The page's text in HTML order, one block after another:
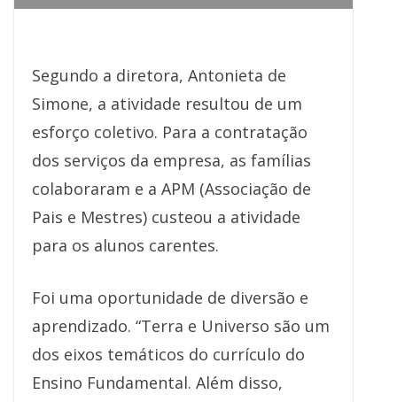
Segundo a diretora, Antonieta de
Simone, a atividade resultou de um
esforço coletivo. Para a contratação
dos serviços da empresa, as famílias
colaboraram e a APM (Associação de
Pais e Mestres) custeou a atividade
para os alunos carentes.
Foi uma oportunidade de diversão e
aprendizado. “Terra e Universo são um
dos eixos temáticos do currículo do
Ensino Fundamental. Além disso,